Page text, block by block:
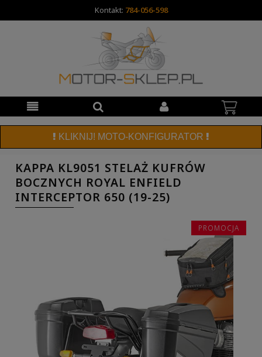
Kontakt: 784-056-598
KLIKNIJ! MOTO-KONFIGURATOR
KAPPA KL9051 STELAŻ KUFRÓW
BOCZNYCH ROYAL ENFIELD
INTERCEPTOR 650 (19-25)
PROMOCJA